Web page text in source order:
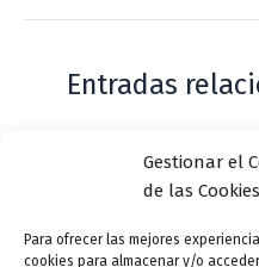
Gestionar el
de las Cookies
Para ofrecer las mejores
cookies para almacenar y/o
Entradas
Casa de Zorrilla
aniversario del
Tenorio